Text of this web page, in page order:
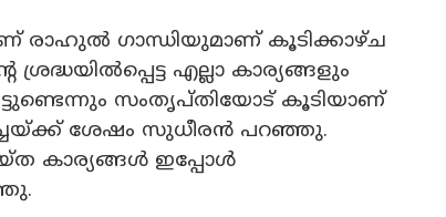
രാഹുൽ ഗാന്ധിയുമാണ് കൂടിക്കാഴ്ച
എല്ലാ കാര്യങ്ങളും
സംതൃപ്തിയോട് കൂടിയാണ്
ശേഷം സുധീരൻ പറഞ്ഞു.
കാര്യങ്ങൾ ഇപ്പോൾ